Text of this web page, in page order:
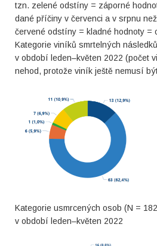
tzn. zelené odstíny = záporné
dané příčiny v červenci a v srpnu
červené odstíny = kladné hodnoty =
Kategorie viníků smrtelných
v období leden–květen 2022 (počet
nehod, protože viník ještě nemusí
Kategorie usmrcených osob (N =
v období leden–květen 2022